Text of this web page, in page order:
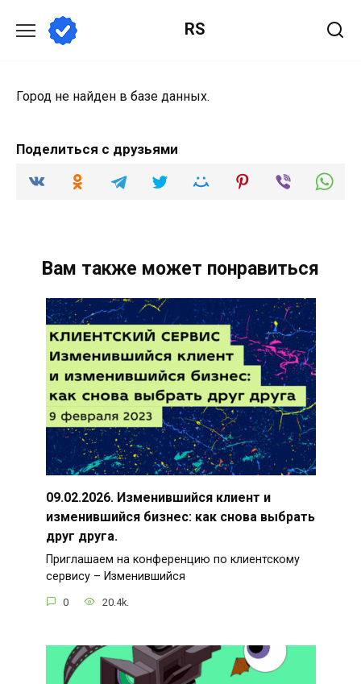
содержанию
RS
Город не найден в базе данных.
Поделиться с друзьями
Вам также может понравиться
09.02.2026. Изменившийся клиент и
изменившийся бизнес: как снова выбрать
друг друга.
Приглашаем на конференцию по клиентскому
сервису – Изменившийся
0 20.4k.